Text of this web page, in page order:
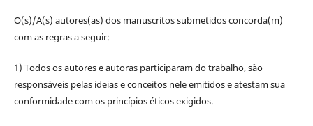
O(s)/A(s) autores(as) dos manuscritos submetidos concorda(m)
com as regras a seguir:
1) Todos os autores e autoras participaram do trabalho, são
responsáveis pelas ideias e conceitos nele emitidos e atestam sua
conformidade com os princípios éticos exigidos.